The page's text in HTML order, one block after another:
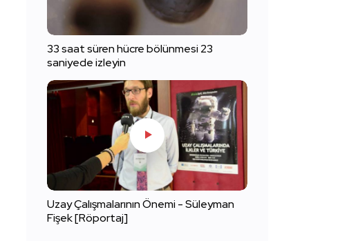
33 saat süren hücre bölünmesi 23
saniyede izleyin
Uzay Çalışmalarının Önemi - Süleyman
Fişek [Röportaj]